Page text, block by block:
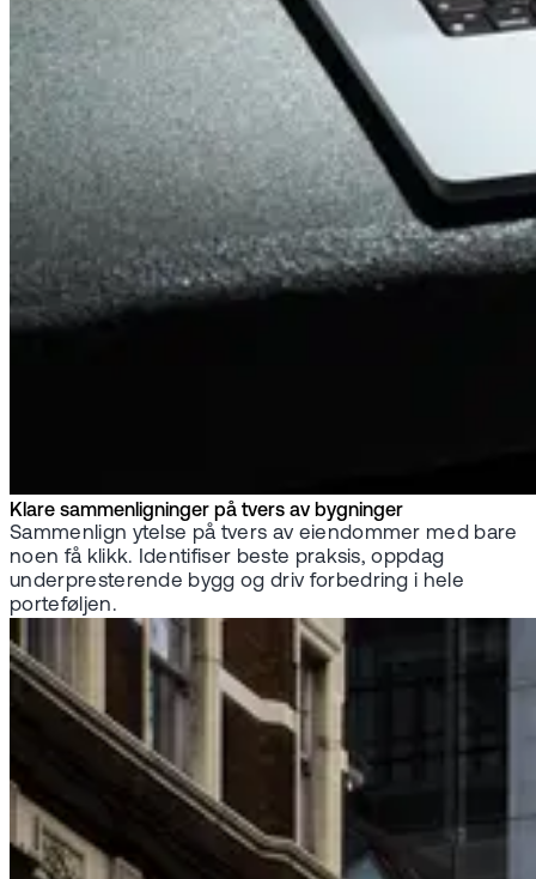
Klare sammenligninger på tvers av bygninger
Sammenlign ytelse på tvers av eiendommer med bare
noen få klikk. Identifiser beste praksis, oppdag
underpresterende bygg og driv forbedring i hele
porteføljen.